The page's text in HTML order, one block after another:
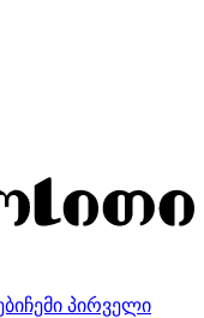
ჩემი პირველი